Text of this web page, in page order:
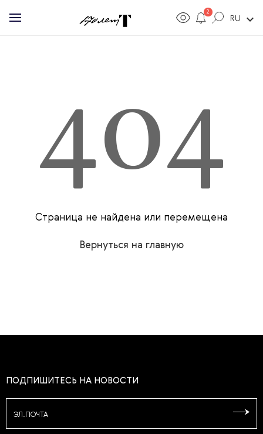
2
RU expand_more
404
Страница не найдена или перемещена
Вернуться на главную
ПОДПИШИТЕСЬ НА НОВОСТИ
ЭЛ.ПОЧТА